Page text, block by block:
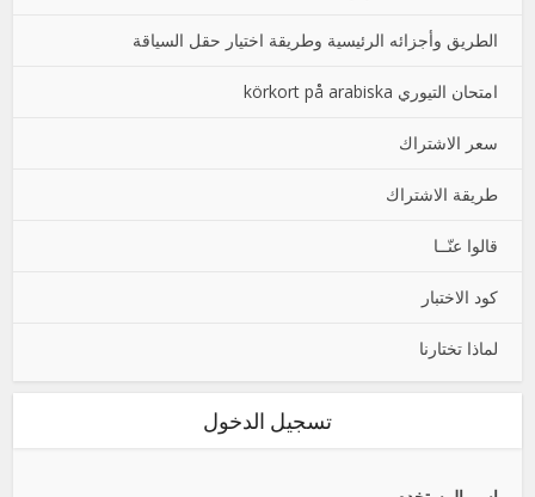
الطريق وأجزائه الرئيسية وطريقة اختيار حقل السياقة
امتحان التيوري körkort på arabiska
سعر الاشتراك
طريقة الاشتراك
قالوا عنّــا
كود الاختبار
لماذا تختارنا
تسجيل الدخول